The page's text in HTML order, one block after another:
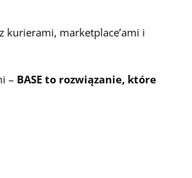
kurierami, marketplace’ami i
– BASE to rozwiązanie, które